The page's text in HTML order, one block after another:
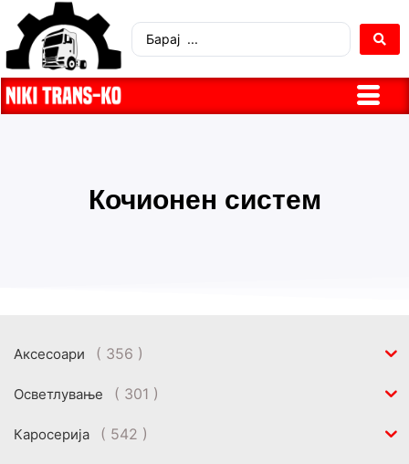
Кочионен систем
Аксесоари ( 356 )
Осветлување ( 301 )
Каросерија ( 542 )